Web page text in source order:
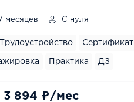
месяцев С нуля
Трудоустройство Сертификат
Практика ДЗ
3 894 ₽/мес